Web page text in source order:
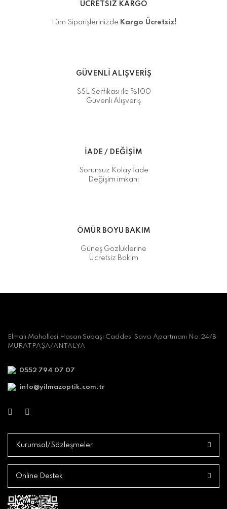
ÜCRETSİZ KARGO
Tüm Siparişlerinizde Kargo Ücretsiz!
GÜVENLİ ALIŞVERİŞ
SSL Serfikası ile %100
Güvenli Alışveriş
İADE / DEĞİŞİM
Sorunsuz Kolay İade
Değişim imkanı
ÖMÜR BOYU BAKIM
Güneş Gözlüklerine
Ücretsiz Bakım
Elmalı Mahallesi Hasan Subaşı Caddesi Savcı Apartmanı No:24/B
MURATPAŞA/ANTALYA
0552 794 07 07
info@yilmazoptik.com.tr
Kurumsal/Sözleşmeler
Online Destek